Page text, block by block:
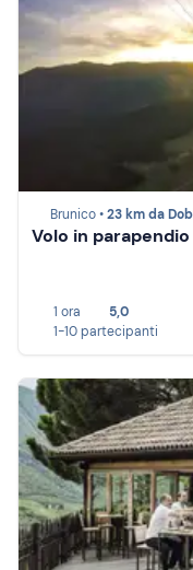
Brunico •23 km da
Volo in
1 ora
5,0
1-10 partecipanti